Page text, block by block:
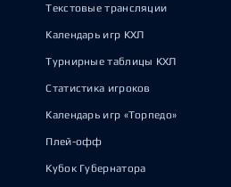
Текстовые трансляции
Календарь игр КХЛ
Турнирные таблицы КХЛ
Статистика игроков
Календарь игр «Торпедо»
Плей-офф
Кубок Губернатора